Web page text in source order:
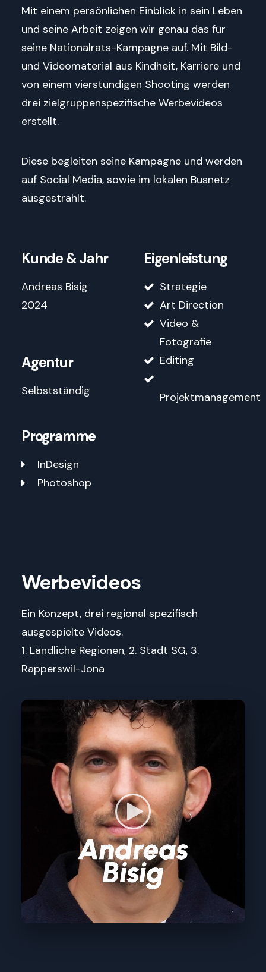
Mit einem persönlichen Einblick in sein Leben
und seine Arbeit zeigen wir genau das für
seine Nationalrats-Kampagne auf. Mit Bild-
und Videomaterial aus Kindheit, Karriere und
von einem vierstündigen Shooting werden
drei zielgruppenspezifische Werbevideos
erstellt.
Diese begleiten seine Kampagne und werden
auf Social Media, sowie im lokalen Busnetz
ausgestrahlt.
Kunde & Jahr
Andreas Bisig
2024
Agentur
Selbstständig
Eigenleistung
Strategie
Art Direction
Video &
Fotografie
Editing
Projektmanagement
Programme
InDesign
Photoshop
Werbevideos
Ein Konzept, drei regional spezifisch
ausgespielte Videos.
1. Ländliche Regionen, 2. Stadt SG, 3.
Rapperswil-Jona